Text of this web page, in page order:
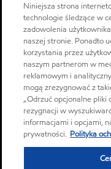
Niniejsza strona
technologie śledzące w
zadowolenia
naszej stronie. Ponadto
korzystania przez
naszym partnerom w
reklamowym i
mogą zrezygnować z
„Odrzuć opcjonalne pliki
rezygnacji w
informacjami i opcjami,
prywatności. Polityka